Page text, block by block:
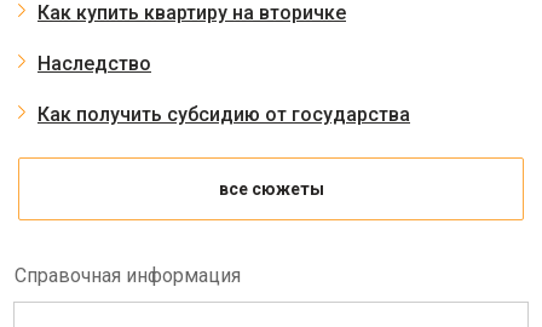
Как купить квартиру на вторичке
Наследство
Как получить субсидию от государства
все сюжеты
Справочная информация